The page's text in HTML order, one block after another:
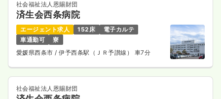
社会福祉法人恩賜財団
済生会西条病院
エージェント求人 152床
電子カルテ
車通勤可
寮
愛媛県西条市 / 伊予西条駅（ＪＲ予讃線） 車7分
社会福祉法人恩賜財団